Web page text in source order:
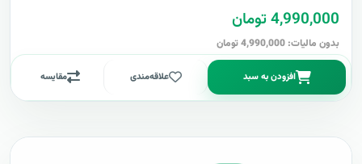
4,990,000 تومان
بدون مالیات: 4,990,000 تومان
افزودن به سبد علاقه‌مندی مقایسه